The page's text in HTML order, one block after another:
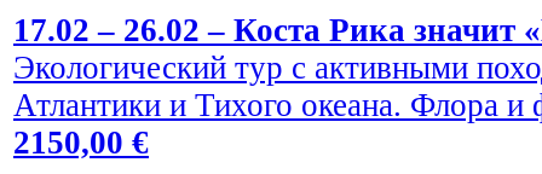
17.02 – 26.02 – Коста Рика значит
Экологический тур с активными
Атлантики и Тихого океана. Флора
2150,00 €